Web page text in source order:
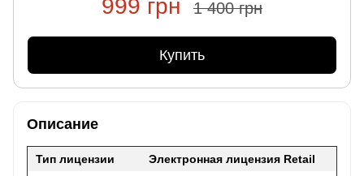
999 грн 1 400 грн
Купить
Описание
Тип лицензии Электронная лицензия Retail